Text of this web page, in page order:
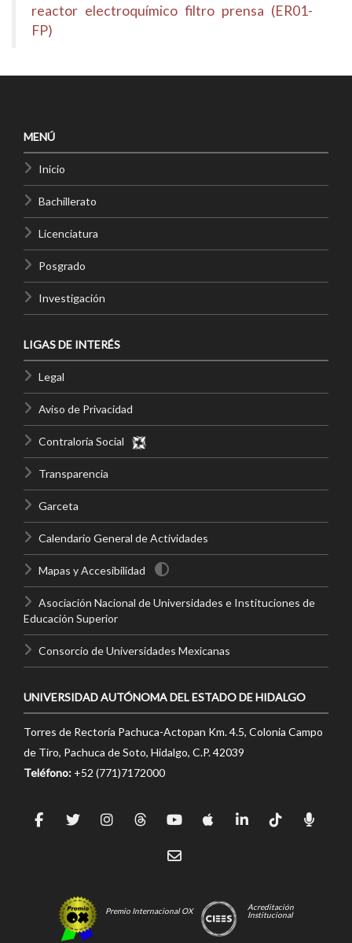
reactor electroquímico filtro prensa (ER01-
FP)
MENÚ
Inicio
Bachillerato
Licenciatura
Posgrado
Investigación
LIGAS DE INTERÉS
Legal
Aviso de Privacidad
Contraloría Social
Transparencia
Garceta
Calendario General de Actividades
Mapas y Accesibilidad
Asociación Nacional de Universidades e Instituciones de
Educación Superior
Consorcio de Universidades Mexicanas
UNIVERSIDAD AUTÓNOMA DEL ESTADO DE HIDALGO
Torres de Rectoría Pachuca-Actopan Km. 4.5, Colonia Campo
de Tiro, Pachuca de Soto, Hidalgo, C.P. 42039
Teléfono: +52 (771)7172000
Premio Internacional OX
Acreditación
Institucional